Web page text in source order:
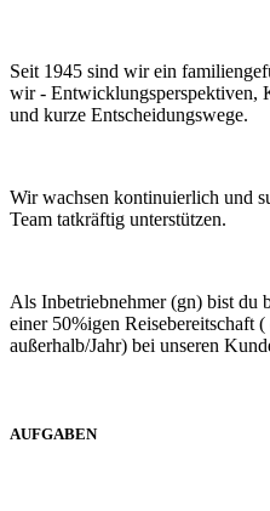
Seit 1945 sind wir ein
wir - Entwicklungsperspektiven,
und kurze Entscheidungswege.
Wir wachsen kontinuierlich und
Team tatkräftig unterstützen.
Als Inbetriebnehmer (gn) bist du
einer 50%igen Reisebereitschaft
außerhalb/Jahr) bei unseren
AUFGABEN